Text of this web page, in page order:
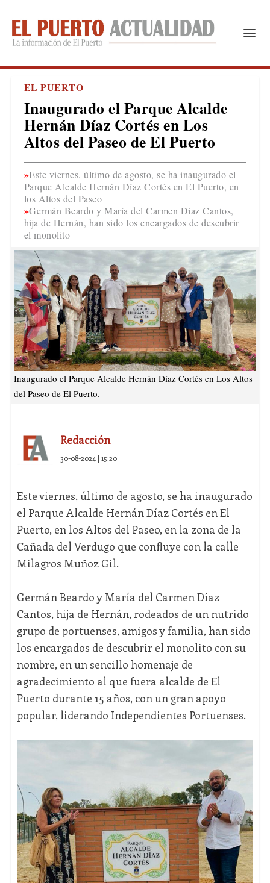
EL PUERTO
Inaugurado el Parque Alcalde
Hernán Díaz Cortés en Los
Altos del Paseo de El Puerto
Este viernes, último de agosto, se ha inaugurado el
Parque Alcalde Hernán Díaz Cortés en El Puerto, en
los Altos del Paseo
Germán Beardo y María del Carmen Díaz Cantos,
hija de Hernán, han sido los encargados de descubrir
el monolito
Inaugurado el Parque Alcalde Hernán Díaz Cortés en Los Altos
del Paseo de El Puerto.
Redacción
30-08-2024 | 15:20
Este viernes, último de agosto, se ha inaugurado
el Parque Alcalde Hernán Díaz Cortés en El
Puerto, en los Altos del Paseo, en la zona de la
Cañada del Verdugo que confluye con la calle
Milagros Muñoz Gil.
Germán Beardo y María del Carmen Díaz
Cantos, hija de Hernán, rodeados de un nutrido
grupo de portuenses, amigos y familia, han sido
los encargados de descubrir el monolito con su
nombre, en un sencillo homenaje de
agradecimiento al que fuera alcalde de El
Puerto durante 15 años, con un gran apoyo
popular, liderando Independientes Portuenses.